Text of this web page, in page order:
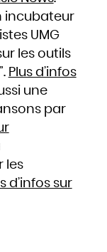
incubateur
UMG
les outils
Plus d’infos
une
par
les
d’infos sur